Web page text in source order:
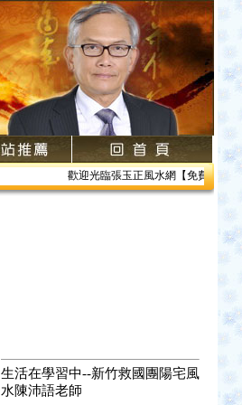
歡迎光臨張玉正風水網【免費網路
生活在學習中--新竹救國團陽宅風
水陳沛語老師